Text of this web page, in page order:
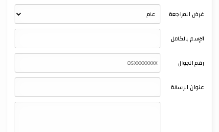
غرض المراجعة
الإسم بالكامل
رقم الجوال
عنوان الرسالة